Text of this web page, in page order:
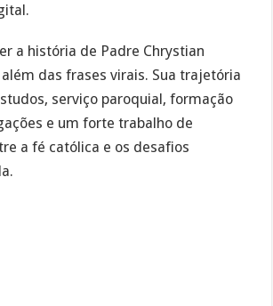
a história de Padre Chrystian
das frases virais. Sua trajetória
serviço paroquial, formação
e um forte trabalho de
a fé católica e os desafios